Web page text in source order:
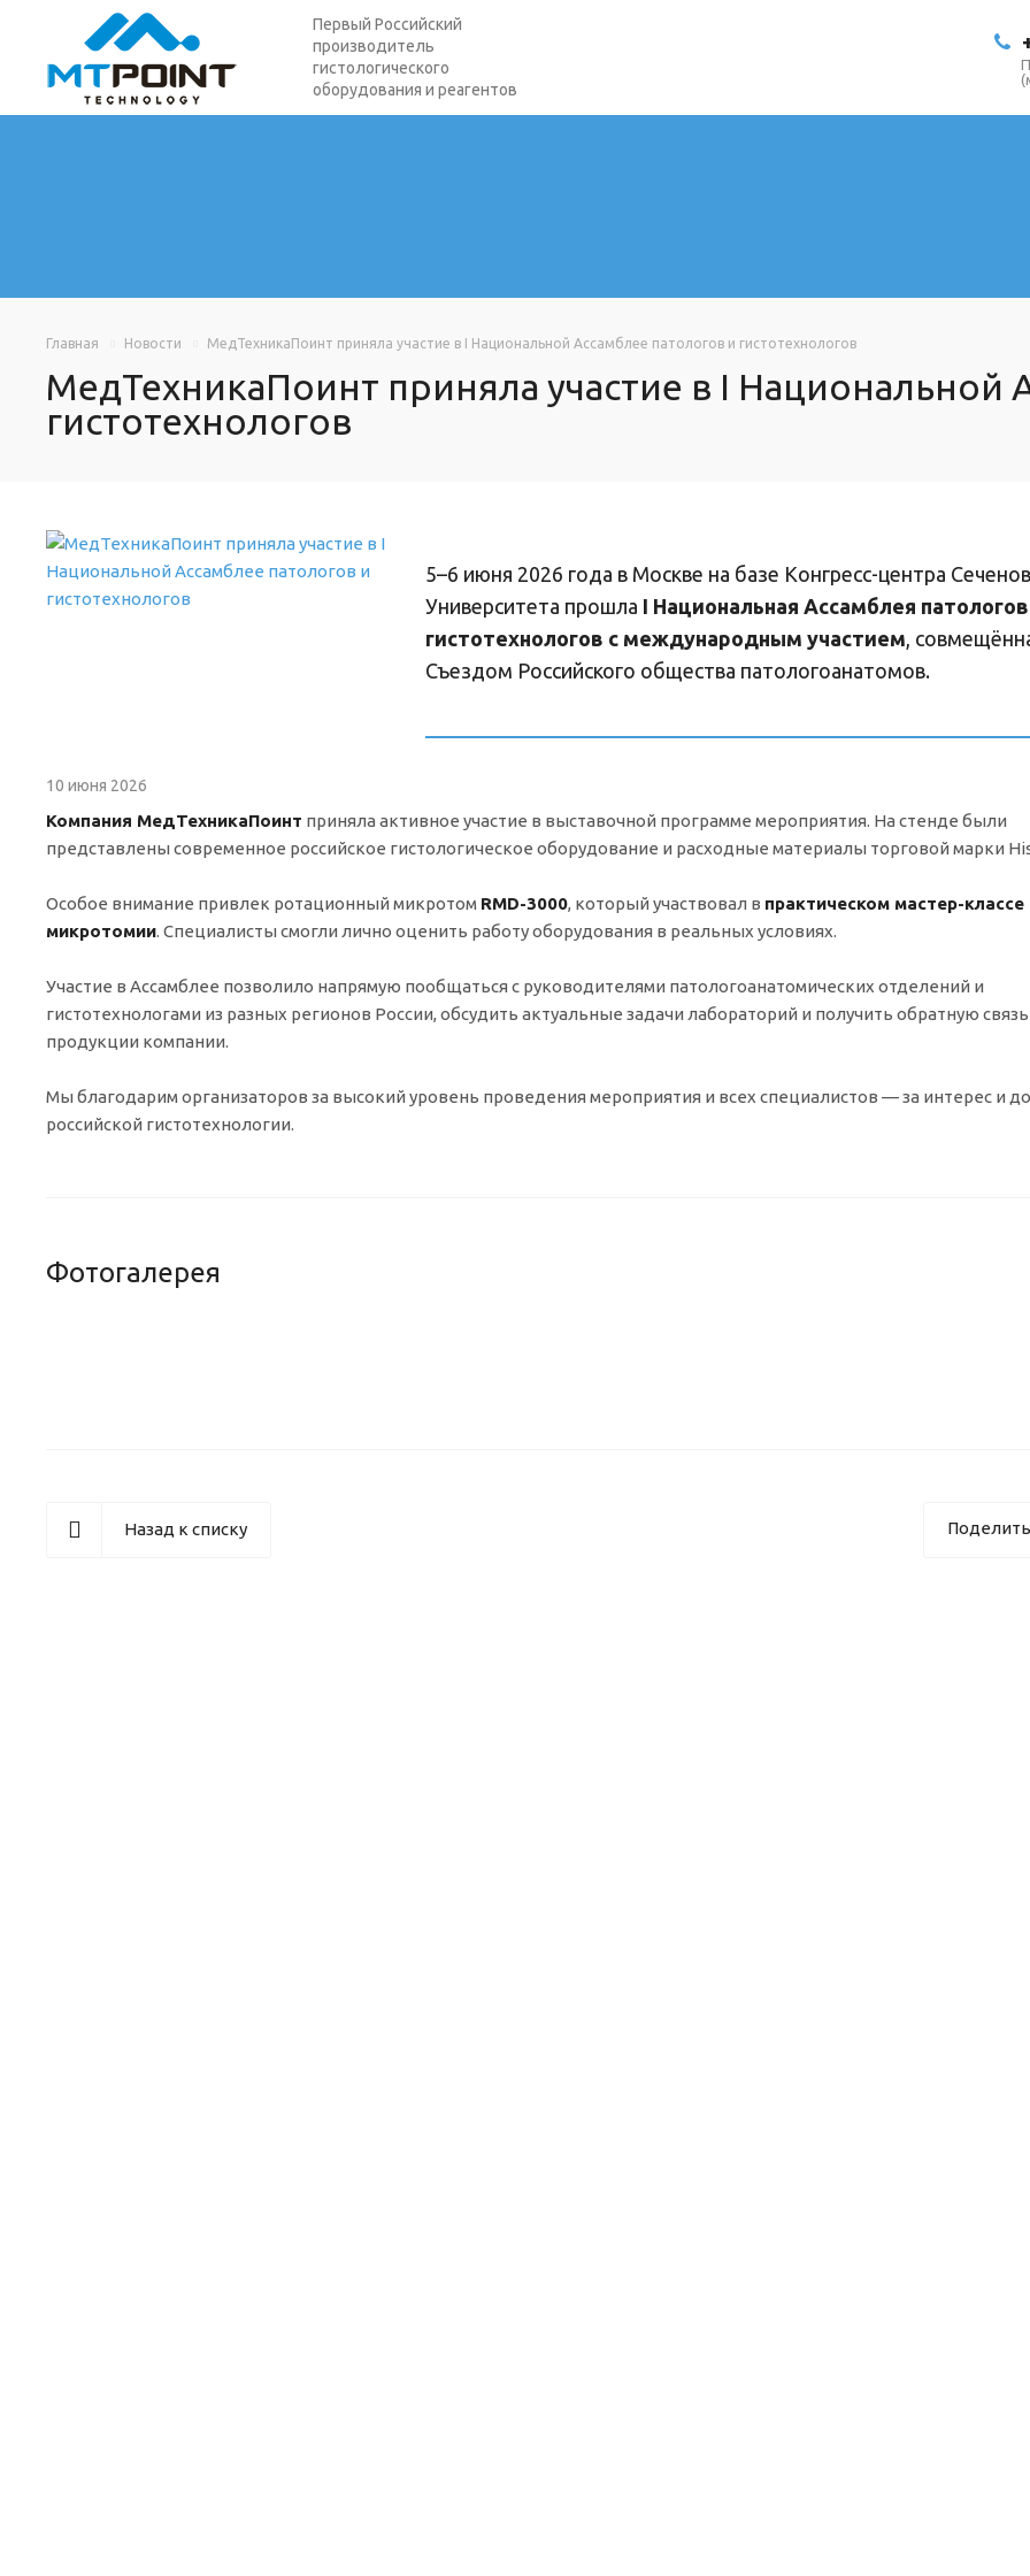
Первый Российский
производитель
гистологического
оборудования и реагентов
Главная Новости МедТехникаПоинт приняла участие в I Национальной Ассамблее патологов и гистотехнологов
МедТехникаПоинт приняла участие в I Национальной
гистотехнологов
5–6 июня 2026 года в Москве на базе Конгресс-центра
Университета прошла I Национальная Ассамблея
гистотехнологов с международным участием ,
Съездом Российского общества патологоанатомов.
10 июня 2026
Компания МедТехникаПоинт приняла активное участие в выставочной программе мероприятия. На стенде были
представлены современное российское гистологическое оборудование и расходные материалы торговой марки
Особое внимание привлек ротационный микротом RMD-3000, который участвовал в практическом мастер-классе
микротомии. Специалисты смогли лично оценить работу оборудования в реальных условиях.
Участие в Ассамблее позволило напрямую пообщаться с руководителями патологоанатомических отделений и
гистотехнологами из разных регионов России, обсудить актуальные задачи лабораторий и получить обратную
продукции компании.
Мы благодарим организаторов за высокий уровень проведения мероприятия и всех специалистов — за интерес и
российской гистотехнологии.
Фотогалерея
Назад к списку